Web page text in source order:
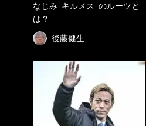
なじみ｢キルメス｣のルーツと
は？
後藤健生